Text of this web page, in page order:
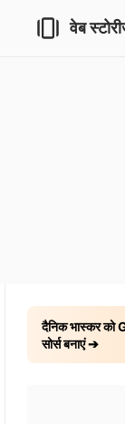
वेब
दैनिक भास्कर को
सोर्स बनाएं ➔